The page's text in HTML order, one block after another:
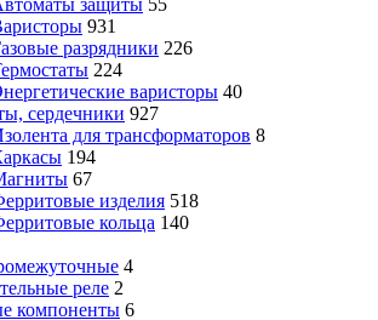
931
разрядники 226
224
варисторы 40
сердечники 927
для трансформаторов 8
194
67
изделия 518
кольца 140
4
реле 2
компоненты 6